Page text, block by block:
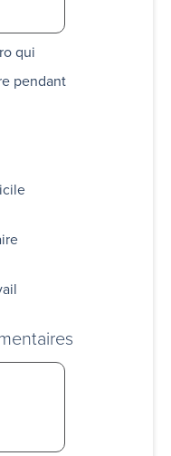
qui
pendant